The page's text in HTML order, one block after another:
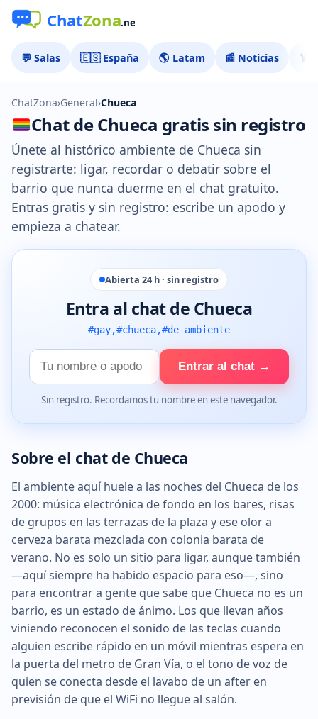
💬 Salas 🇪🇸 España 🌎 Latam 📰 Noticias 🏅
ChatZona›General›Chueca
Chat de Chueca gratis sin registro
Únete al histórico ambiente de Chueca sin
registrarte: ligar, recordar o debatir sobre el
barrio que nunca duerme en el chat gratuito.
Entras gratis y sin registro: escribe un apodo y
empieza a chatear.
Abierta 24 h · sin registro
Entra al chat de Chueca
#gay,#chueca,#de_ambiente
Tu
nombre
Entrar al chat →
Sin registro. Recordamos tu nombre en este navegador.
Sobre el chat de Chueca
El ambiente aquí huele a las noches del Chueca de los
2000: música electrónica de fondo en los bares, risas
de grupos en las terrazas de la plaza y ese olor a
cerveza barata mezclada con colonia barata de
verano. No es solo un sitio para ligar, aunque también
—aquí siempre ha habido espacio para eso—, sino
para encontrar a gente que sabe que Chueca no es un
barrio, es un estado de ánimo. Los que llevan años
viniendo reconocen el sonido de las teclas cuando
alguien escribe rápido en un móvil mientras espera en
la puerta del metro de Gran Vía, o el tono de voz de
quien se conecta desde el lavabo de un after en
previsión de que el WiFi no llegue al salón.